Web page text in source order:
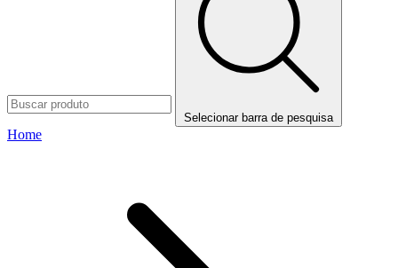
Selecionar barra de pesquisa
Home